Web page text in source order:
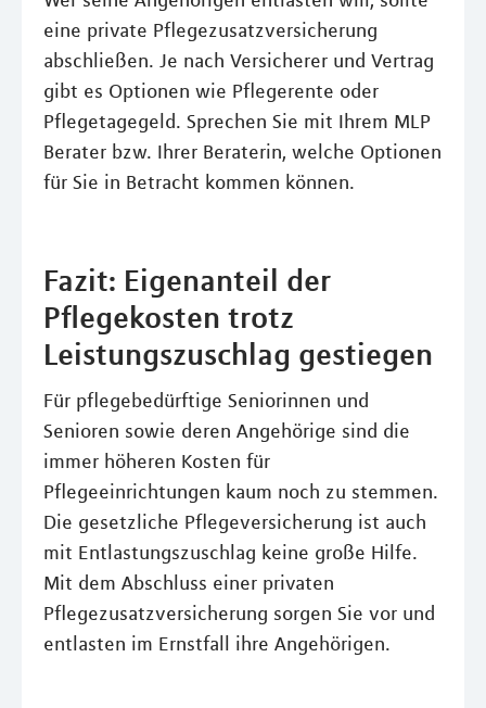
eine private Pflegezusatzversicherung
abschließen. Je nach Versicherer und Vertrag
gibt es Optionen wie Pflegerente oder
Pflegetagegeld. Sprechen Sie mit Ihrem MLP
Berater bzw. Ihrer Beraterin, welche Optionen
für Sie in Betracht kommen können.
Fazit: Eigenanteil der
Pflegekosten trotz
Leistungszuschlag gestiegen
Für pflegebedürftige Seniorinnen und
Senioren sowie deren Angehörige sind die
immer höheren Kosten für
Pflegeeinrichtungen kaum noch zu stemmen.
Die gesetzliche Pflegeversicherung ist auch
mit Entlastungszuschlag keine große Hilfe.
Mit dem Abschluss einer privaten
Pflegezusatzversicherung sorgen Sie vor und
entlasten im Ernstfall ihre Angehörigen.